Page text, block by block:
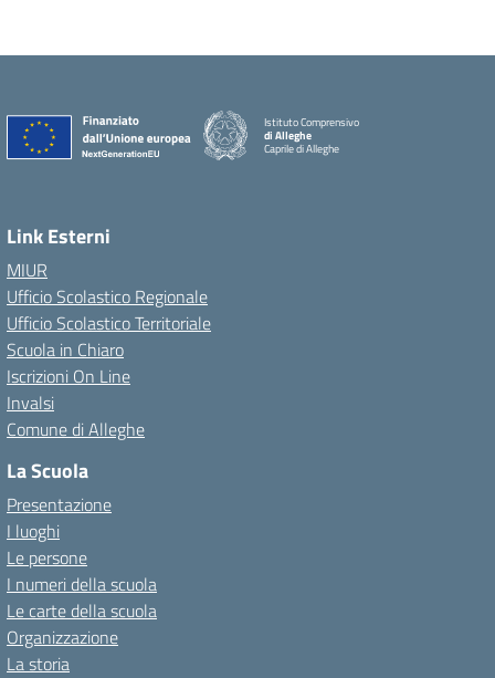
Istituto Comprensivo
di Alleghe
Caprile di Alleghe
Link Esterni
MIUR
Ufficio Scolastico Regionale
Ufficio Scolastico Territoriale
Scuola in Chiaro
Iscrizioni On Line
Invalsi
Comune di Alleghe
La Scuola
Presentazione
I luoghi
Le persone
I numeri della scuola
Le carte della scuola
Organizzazione
La storia